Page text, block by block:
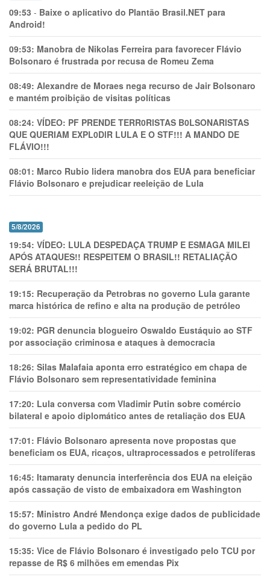
09:53 - Baixe o aplicativo do Plantão Brasil.NET para
Android!
09:53: Manobra de Nikolas Ferreira para favorecer Flávio
Bolsonaro é frustrada por recusa de Romeu Zema
08:49: Alexandre de Moraes nega recurso de Jair Bolsonaro
e mantém proibição de visitas políticas
08:24: VÍDEO: PF PRENDE TERR0RlSTAS B0LSONARlSTAS
QUE QUERIAM EXPL0DlR LULA E O STF!!! A MANDO DE
FLÁVIO!!!
08:01: Marco Rubio lidera manobra dos EUA para beneficiar
Flávio Bolsonaro e prejudicar reeleição de Lula
5/8/2026
19:54: VÍDEO: LULA DESPEDAÇA TRUMP E ESMAGA MILEI
APÓS ATAQUES!! RESPEITEM O BRASIL!! RETALIAÇÃO
SERÁ BRUTAL!!!
19:15: Recuperação da Petrobras no governo Lula garante
marca histórica de refino e alta na produção de petróleo
19:02: PGR denuncia blogueiro Oswaldo Eustáquio ao STF
por associação criminosa e ataques à democracia
18:26: Silas Malafaia aponta erro estratégico em chapa de
Flávio Bolsonaro sem representatividade feminina
17:20: Lula conversa com Vladimir Putin sobre comércio
bilateral e apoio diplomático antes de retaliação dos EUA
17:01: Flávio Bolsonaro apresenta nove propostas que
beneficiam os EUA, ricaços, ultraprocessados e petrolíferas
16:45: Itamaraty denuncia interferência dos EUA na eleição
após cassação de visto de embaixadora em Washington
15:57: Ministro André Mendonça exige dados de publicidade
do governo Lula a pedido do PL
15:35: Vice de Flávio Bolsonaro é investigado pelo TCU por
repasse de R$ 6 milhões em emendas Pix